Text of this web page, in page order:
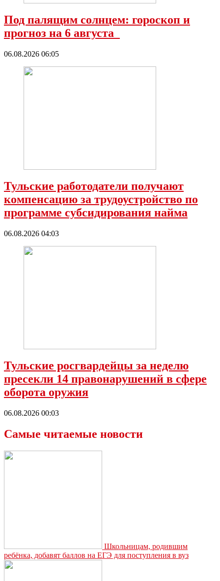
Под палящим солнцем: гороскоп и
прогноз на 6 августа
06.08.2026 06:05
Тульские работодатели получают
компенсацию за трудоустройство по
программе субсидирования найма
06.08.2026 04:03
Тульские росгвардейцы за неделю
пресекли 14 правонарушений в сфере
оборота оружия
06.08.2026 00:03
Самые читаемые новости
Школьницам, родившим
ребёнка, добавят баллов на ЕГЭ для поступления в вуз